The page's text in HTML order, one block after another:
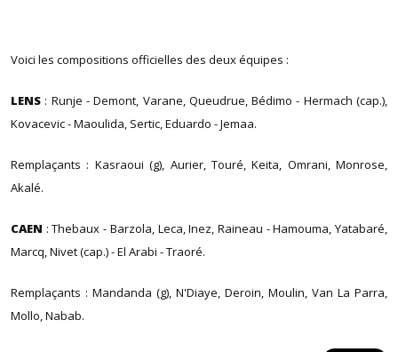
Voici les compositions officielles des deux équipes :
LENS : Runje - Demont, Varane, Queudrue, Bédimo - Hermach (cap.),
Kovacevic - Maoulida, Sertic, Eduardo - Jemaa.
Remplaçants : Kasraoui (g), Aurier, Touré, Keita, Omrani, Monrose,
Akalé.
CAEN : Thebaux - Barzola, Leca, Inez, Raineau - Hamouma, Yatabaré,
Marcq, Nivet (cap.) - El Arabi - Traoré.
Remplaçants : Mandanda (g), N'Diaye, Deroin, Moulin, Van La Parra,
Mollo, Nabab.